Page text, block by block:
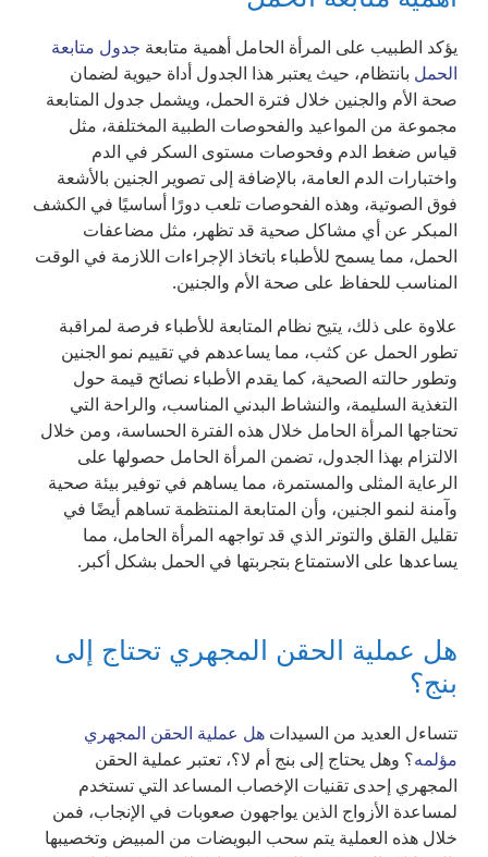
يؤكد الطبيب على المرأة الحامل أهمية متابعة جدول متابعة
الحمل بانتظام، حيث يعتبر هذا الجدول أداة حيوية لضمان
صحة الأم والجنين خلال فترة الحمل، ويشمل جدول المتابعة
مجموعة من المواعيد والفحوصات الطبية المختلفة، مثل
قياس ضغط الدم وفحوصات مستوى السكر في الدم
واختبارات الدم العامة، بالإضافة إلى تصوير الجنين بالأشعة
فوق الصوتية، وهذه الفحوصات تلعب دورًا أساسيًا في الكشف
المبكر عن أي مشاكل صحية قد تظهر، مثل مضاعفات
الحمل، مما يسمح للأطباء باتخاذ الإجراءات اللازمة في الوقت
المناسب للحفاظ على صحة الأم والجنين.
علاوة على ذلك، يتيح نظام المتابعة للأطباء فرصة لمراقبة
تطور الحمل عن كثب، مما يساعدهم في تقييم نمو الجنين
وتطور حالته الصحية، كما يقدم الأطباء نصائح قيمة حول
التغذية السليمة، والنشاط البدني المناسب، والراحة التي
تحتاجها المرأة الحامل خلال هذه الفترة الحساسة، ومن خلال
الالتزام بهذا الجدول، تضمن المرأة الحامل حصولها على
الرعاية المثلى والمستمرة، مما يساهم في توفير بيئة صحية
وآمنة لنمو الجنين، وأن المتابعة المنتظمة تساهم أيضًا في
تقليل القلق والتوتر الذي قد تواجهه المرأة الحامل، مما
يساعدها على الاستمتاع بتجربتها في الحمل بشكل أكبر.
هل عملية الحقن المجهري تحتاج إلى
بنج؟
تتساءل العديد من السيدات هل عملية الحقن المجهري
مؤلمه؟ وهل يحتاج إلى بنج أم لا؟، تعتبر عملية الحقن
المجهري إحدى تقنيات الإخصاب المساعد التي تستخدم
لمساعدة الأزواج الذين يواجهون صعوبات في الإنجاب، فمن
خلال هذه العملية يتم سحب البويضات من المبيض وتخصيبها